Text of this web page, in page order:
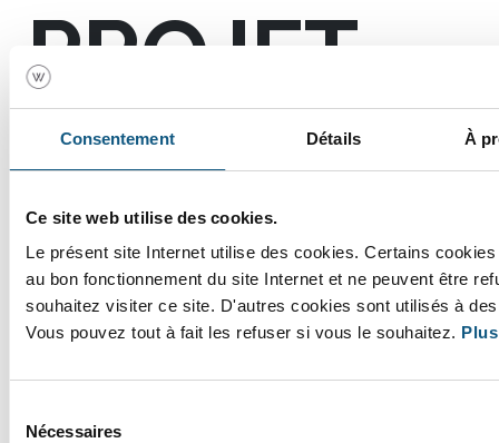
Consentement Détails À
Ce site web utilise des cookies.
Le présent site Internet utilise des cookies. Certains
au bon fonctionnement du site Internet et ne peuvent être
souhaitez visiter ce site. D'autres cookies sont utilisés à
Vous pouvez tout à fait les refuser si vous le souhaitez.
Nécessaires
PROJET
Web